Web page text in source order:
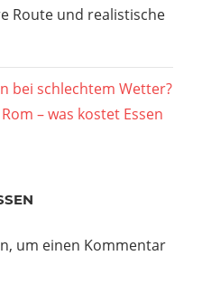
Route und realistische
bei schlechtem Wetter?
– was kostet Essen
um einen Kommentar